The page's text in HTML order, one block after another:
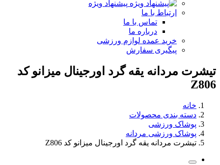
پیشنهاد ویژه
ارتباط با ما
تماس با ما
درباره ما
خرید عمده لوازم ورزشی
پیگیری سفارش
تیشرت مردانه یقه گرد اورجینال میزانو کد
Z806
خانه
دسته بندی محصولات
پوشاک ورزشی
پوشاک ورزشی مردانه
تیشرت مردانه یقه گرد اورجینال میزانو کد Z806